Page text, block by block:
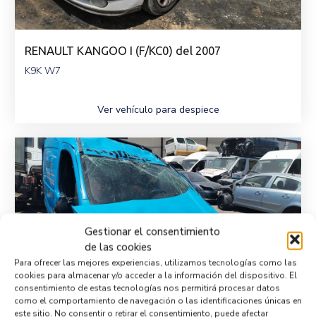
Gestionar el consentimiento
de las cookies
Para ofrecer las mejores experiencias, utilizamos tecnologías como las
cookies para almacenar y/o acceder a la información del dispositivo. El
consentimiento de estas tecnologías nos permitirá procesar datos
como el comportamiento de navegación o las identificaciones únicas en
este sitio. No consentir o retirar el consentimiento, puede afectar
RENAULT KANGOO I (F/KC0) del 2007
K9K W7
Ver vehículo para despiece